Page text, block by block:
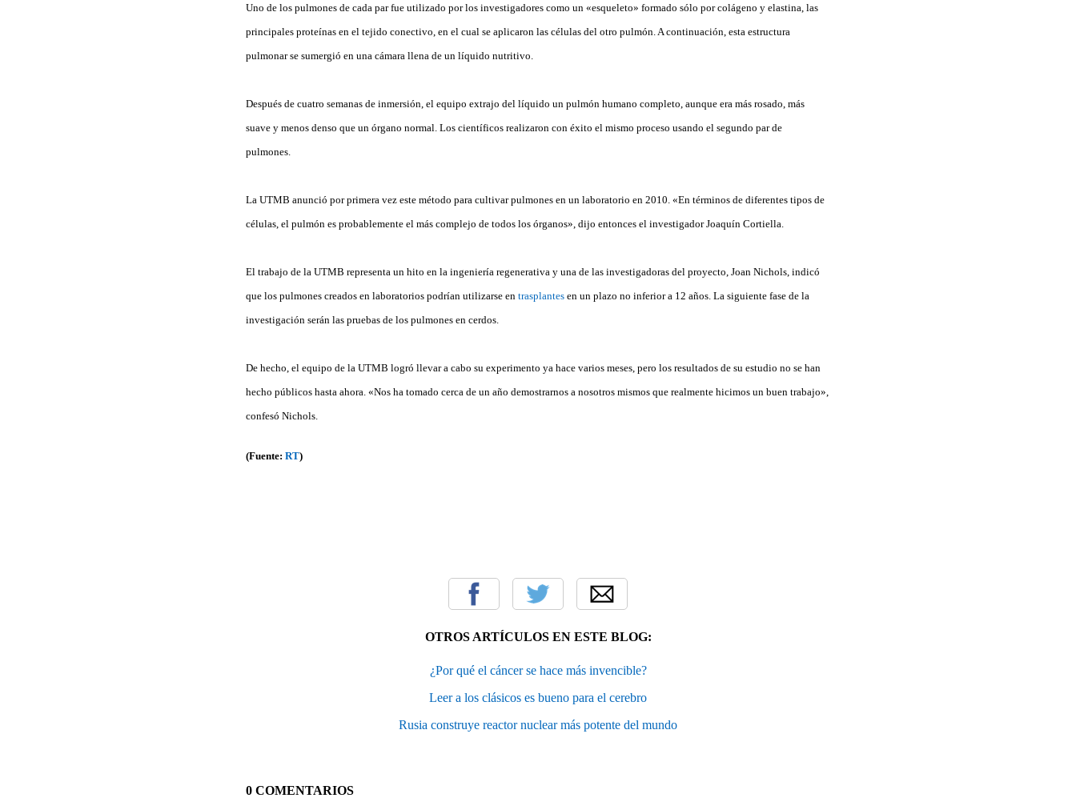
Uno de los pulmones de cada par fue utilizado por los investigadores como un «esqueleto» formado sólo por colágeno y elastina, las
principales proteínas en el tejido conectivo, en el cual se aplicaron las células del otro pulmón. A continuación, esta estructura
pulmonar se sumergió en una cámara llena de un líquido nutritivo.
Después de cuatro semanas de inmersión, el equipo extrajo del líquido un pulmón humano completo, aunque era más rosado, más
suave y menos denso que un órgano normal. Los científicos realizaron con éxito el mismo proceso usando el segundo par de
pulmones.
La UTMB anunció por primera vez este método para cultivar pulmones en un laboratorio en 2010. «En términos de diferentes tipos de
células, el pulmón es probablemente el más complejo de todos los órganos», dijo entonces el investigador Joaquín Cortiella.
El trabajo de la UTMB representa un hito en la ingeniería regenerativa y una de las investigadoras del proyecto, Joan Nichols, indicó
que los pulmones creados en laboratorios podrían utilizarse en trasplantes en un plazo no inferior a 12 años. La siguiente fase de la
investigación serán las pruebas de los pulmones en cerdos.
De hecho, el equipo de la UTMB logró llevar a cabo su experimento ya hace varios meses, pero los resultados de su estudio no se han
hecho públicos hasta ahora. «Nos ha tomado cerca de un año demostrarnos a nosotros mismos que realmente hicimos un buen trabajo»,
confesó Nichols.
(Fuente: RT)
OTROS ARTÍCULOS EN ESTE BLOG:
¿Por qué el cáncer se hace más invencible?
Leer a los clásicos es bueno para el cerebro
Rusia construye reactor nuclear más potente del mundo
0 COMENTARIOS